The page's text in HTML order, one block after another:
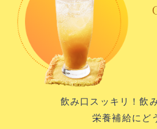
飲み口スッキリ！飲
栄養補給にど